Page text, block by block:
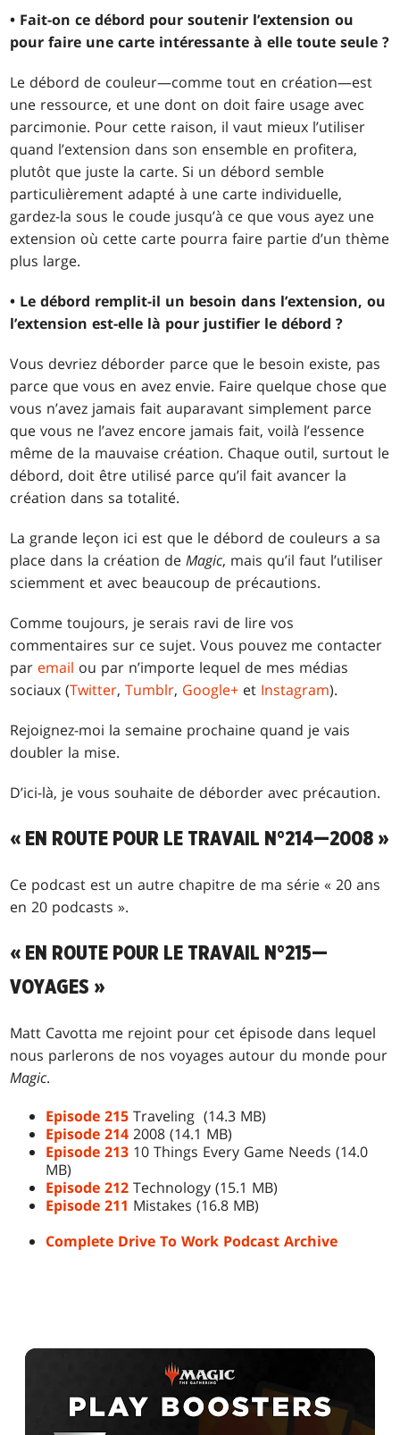
• Fait-on ce débord pour soutenir l’extension ou
pour faire une carte intéressante à elle toute seule ?
Le débord de couleur—comme tout en création—est
une ressource, et une dont on doit faire usage avec
parcimonie. Pour cette raison, il vaut mieux l’utiliser
quand l’extension dans son ensemble en profitera,
plutôt que juste la carte. Si un débord semble
particulièrement adapté à une carte individuelle,
gardez-la sous le coude jusqu’à ce que vous ayez une
extension où cette carte pourra faire partie d’un thème
plus large.
• Le débord remplit-il un besoin dans l’extension, ou
l’extension est-elle là pour justifier le débord ?
Vous devriez déborder parce que le besoin existe, pas
parce que vous en avez envie. Faire quelque chose que
vous n’avez jamais fait auparavant simplement parce
que vous ne l’avez encore jamais fait, voilà l’essence
même de la mauvaise création. Chaque outil, surtout le
débord, doit être utilisé parce qu’il fait avancer la
création dans sa totalité.
La grande leçon ici est que le débord de couleurs a sa
place dans la création deMagic, mais qu’il faut l’utiliser
sciemment et avec beaucoup de précautions.
Comme toujours, je serais ravi de lire vos
commentaires sur ce sujet. Vous pouvez me contacter
par email ou par n’importe lequel de mes médias
sociaux (Twitter,Tumblr, Google+ et Instagram).
Rejoignez-moi la semaine prochaine quand je vais
doubler la mise.
D’ici-là, je vous souhaite de déborder avec précaution.
« EN ROUTE POUR LE TRAVAIL N°214—2008 »
Ce podcast est un autre chapitre de ma série « 20 ans
en 20 podcasts ».
« EN ROUTE POUR LE TRAVAIL N°215—
VOYAGES »
Matt Cavotta me rejoint pour cet épisode dans lequel
nous parlerons de nos voyages autour du monde pour
Magic.
Episode 215 Traveling (14.3 MB)
Episode 214 2008 (14.1 MB)
Episode 213 10 Things Every Game Needs (14.0
MB)
Episode 212 Technology (15.1 MB)
Episode 211 Mistakes (16.8 MB)
Complete Drive To Work Podcast Archive